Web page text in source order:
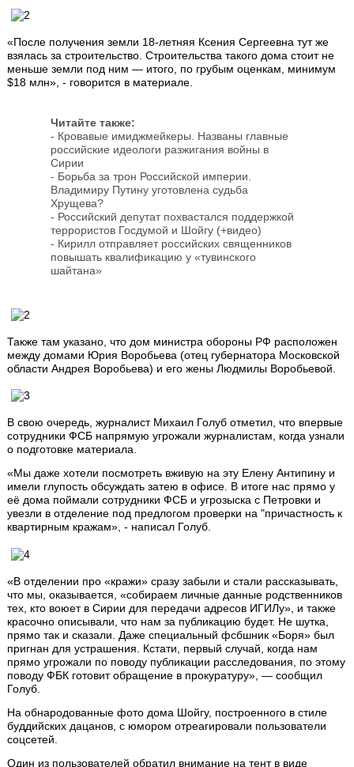
«После получения земли 18-летняя Ксения Сергеевна тут же
взялась за строительство. Строительства такого дома стоит не
меньше земли под ним — итого, по грубым оценкам, минимум
$18 млн», - говорится в материале.
Читайте также:
- Кровавые имиджмейкеры. Названы главные
российские идеологи разжигания войны в
Сирии
- Борьба за трон Российской империи.
Владимиру Путину уготовлена судьба
Хрущева?
- Российский депутат похвастался поддержкой
террористов Госдумой и Шойгу (+видео)
- Кирилл отправляет российских священников
повышать квалификацию у «тувинского
шайтана»
Также там указано, что дом министра обороны РФ расположен
между домами Юрия Воробьева (отец губернатора Московской
области Андрея Воробьева) и его жены Людмилы Воробьевой.
В свою очередь, журналист Михаил Голуб отметил, что впервые
сотрудники ФСБ напрямую угрожали журналистам, когда узнали
о подготовке материала.
«Мы даже хотели посмотреть вживую на эту Елену Антипину и
имели глупость обсуждать затею в офисе. В итоге нас прямо у
её дома поймали сотрудники ФСБ и угрозыска с Петровки и
увезли в отделение под предлогом проверки на "причастность к
квартирным кражам», - написал Голуб.
«В отделении про «кражи» сразу забыли и стали рассказывать,
что мы, оказывается, «собираем личные данные родственников
тех, кто воюет в Сирии для передачи адресов ИГИЛу», и также
красочно описывали, что нам за публикацию будет. Не шутка,
прямо так и сказали. Даже специальный фсбшник «Боря» был
пригнан для устрашения. Кстати, первый случай, когда нам
прямо угрожали по поводу публикации расследования, по этому
поводу ФБК готовит обращение в прокуратуру», — сообщил
Голуб.
На обнародованные фото дома Шойгу, построенного в стиле
буддийских дацанов, с юмором отреагировали пользователи
соцсетей.
Один из пользователей обратил внимание на тент в виде